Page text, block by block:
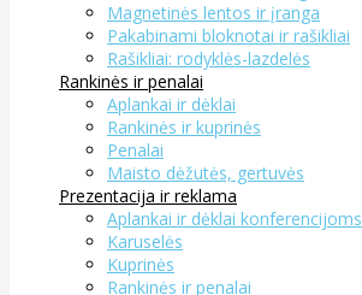
Magnetinės lentos ir įranga
Pakabinami bloknotai ir rašikliai
Rašikliai: rodyklės-lazdelės
Rankinės ir penalai
Aplankai ir dėklai
Rankinės ir kuprinės
Penalai
Maisto dėžutės, gertuvės
Prezentacija ir reklama
Aplankai ir dėklai konferencijoms
Karuselės
Kuprinės
Rankinės ir penalai